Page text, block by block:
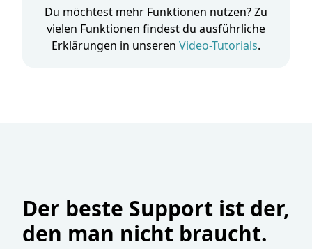
Du möchtest mehr Funktionen nutzen? Zu
vielen Funktionen findest du ausführliche
Erklärungen in unseren Video-Tutorials.
Der beste Support ist der,
den man nicht braucht.